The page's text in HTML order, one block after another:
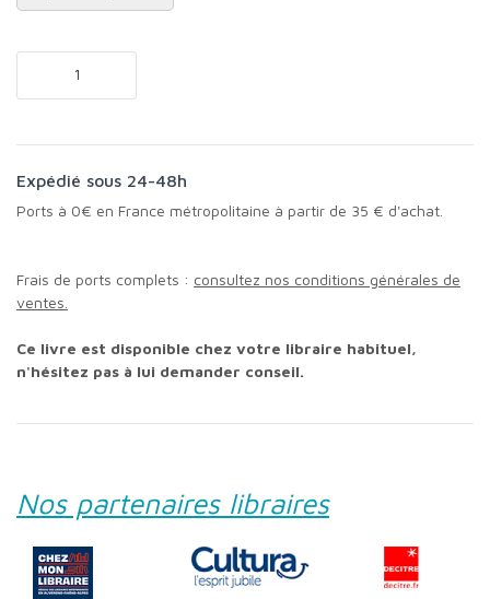
Expédié sous 24-48h
Ports à 0€ en France métropolitaine à partir de 35 € d'achat.
Frais de ports complets : consultez nos conditions générales de
ventes.
Ce livre est disponible chez votre libraire habituel,
n'hésitez pas à lui demander conseil.
Nos partenaires libraires